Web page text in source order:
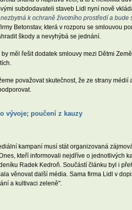
subdodavateli staveb Lidl nyní nově
k ochraně životního prostředí a
Betonstav, která v rozporu se smlouvou
škody a nevyhýbá se jednání.
měl řešit dodatek smlouvy mezi Dětmi
považovat skutečnost, že ze strany
vývoje; poučení z kauzy
kampaní musí stát organizovaná
kteří informovali nejdříve o jednotlivých
Radek Kedroň. Součástí článku byl i
věnovat další média. Sama firma Lidl v
a kultivaci zeleně".